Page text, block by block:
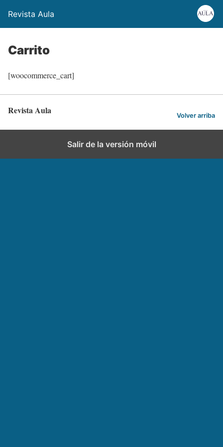
Revista Aula
Carrito
[woocommerce_cart]
Revista Aula Volver arriba
Salir de la versión móvil